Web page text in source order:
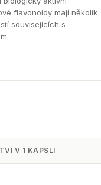
flavonoidy mají několik
souvisejících s
V 1 KAPSLI